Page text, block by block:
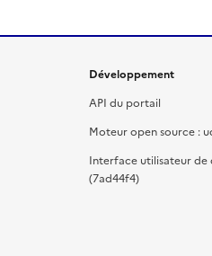
Développement
API du portail
Moteur open source :
Interface utilisateur de
(7ad44f4)